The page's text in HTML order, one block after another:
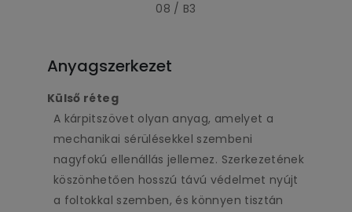
08 / B3
Anyagszerkezet
Külső réteg
A kárpitszövet olyan anyag, amelyet a
mechanikai sérülésekkel szembeni
nagyfokú ellenállás jellemez. Szerkezetének
köszönhetően hosszú távú védelmet nyújt
a foltokkal szemben, és könnyen tisztán